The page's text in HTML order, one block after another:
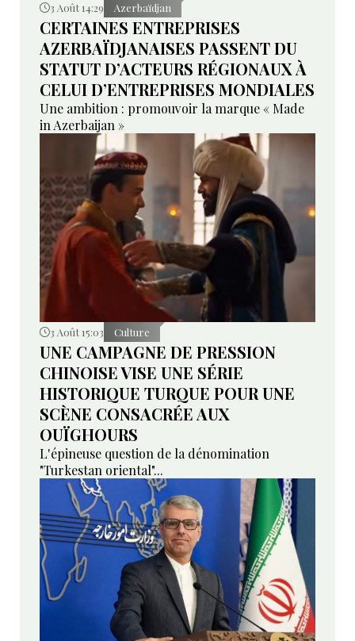
3 Août 14:29 Azerbaïdjan
CERTAINES ENTREPRISES
AZERBAÏDJANAISES PASSENT DU
STATUT D’ACTEURS RÉGIONAUX À
CELUI D’ENTREPRISES MONDIALES
Une ambition : promouvoir la marque « Made
in Azerbaijan »
3 Août 15:03 Culture
UNE CAMPAGNE DE PRESSION
CHINOISE VISE UNE SÉRIE
HISTORIQUE TURQUE POUR UNE
SCÈNE CONSACRÉE AUX
OUÏGHOURS
L'épineuse question de la dénomination
"Turkestan oriental"...